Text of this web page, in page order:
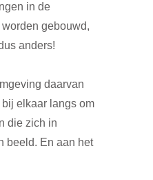
in de
gebouwd,
anders!
daarvan
elkaar langs om
die zich in
beeld. En aan het